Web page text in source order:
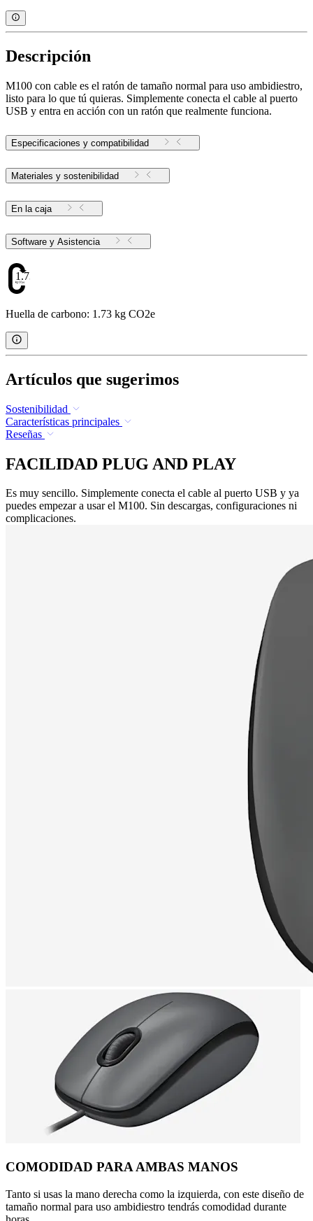
Descripción
M100 con cable es el ratón de tamaño normal para uso ambidiestro,
listo para lo que tú quieras. Simplemente conecta el cable al puerto
USB y entra en acción con un ratón que realmente funciona.
Especificaciones y compatibilidad
Materiales y sostenibilidad
En la caja
Software y Asistencia
1.73
Huella de carbono: 1.73 kg CO2e
Artículos que sugerimos
Sostenibilidad
Características principales
Reseñas
FACILIDAD PLUG AND PLAY
Es muy sencillo. Simplemente conecta el cable al puerto USB y ya
puedes empezar a usar el M100. Sin descargas, configuraciones ni
complicaciones.
COMODIDAD PARA AMBAS MANOS
Tanto si usas la mano derecha como la izquierda, con este diseño de
tamaño normal para uso ambidiestro tendrás comodidad durante